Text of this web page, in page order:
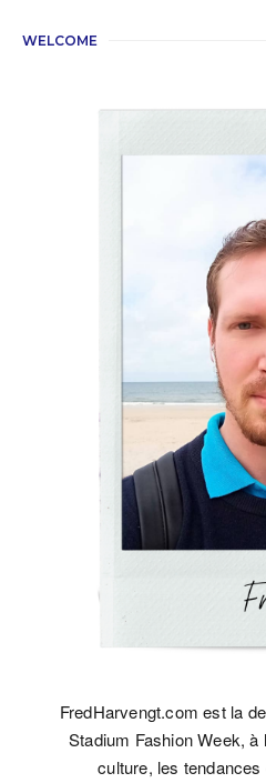
WELCOME
FredHarvengt.com est la
Stadium Fashion Week,
culture, les